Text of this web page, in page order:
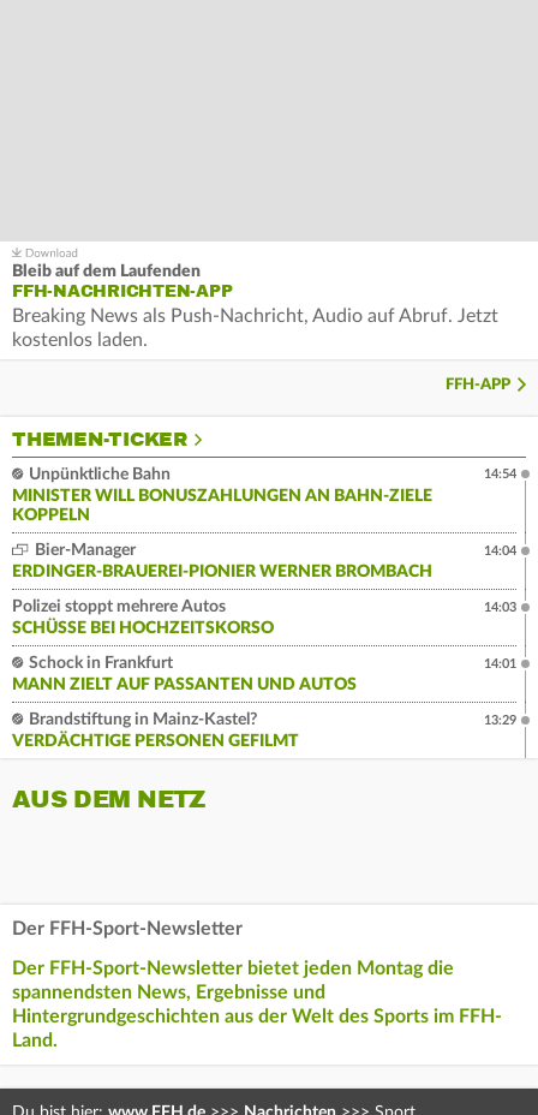
Bleib auf dem Laufenden
FFH-NACHRICHTEN-APP
Breaking News als Push-Nachricht, Audio auf Abruf. Jetzt
kostenlos laden.
FFH-APP
THEMEN-TICKER
Unpünktliche Bahn
MINISTER WILL BONUSZAHLUNGEN AN BAHN-ZIELE
KOPPELN
14:54
Bier-Manager
ERDINGER-BRAUEREI-PIONIER WERNER BROMBACH
14:04
Polizei stoppt mehrere Autos
SCHÜSSE BEI HOCHZEITSKORSO
14:03
Schock in Frankfurt
MANN ZIELT AUF PASSANTEN UND AUTOS
14:01
Brandstiftung in Mainz-Kastel?
VERDÄCHTIGE PERSONEN GEFILMT
13:29
AUS DEM NETZ
Der FFH-Sport-Newsletter
Der FFH-Sport-Newsletter bietet jeden Montag die
spannendsten News, Ergebnisse und
Hintergrundgeschichten aus der Welt des Sports im FFH-
Land.